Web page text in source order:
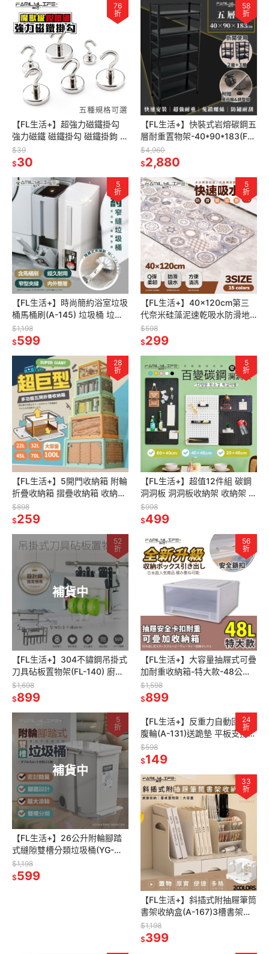
76
折
【FL生活+】超強力磁鐵掛勾
強力磁鐵 磁鐵掛勾 磁鐵掛鉤 強
力磁鐵掛鉤 磁性掛勾 磁吸掛勾
露營掛勾 吸鐵掛勾
$39
$30
58
折
【FL生活+】快裝式岩熔碳鋼五
層耐重置物架-40*90*183(FL-
273)免螺絲 角鋼架 展示架 層
架 廚房層架 書
$4,960
$2,880
5
折
【FL生活+】時尚簡約浴室垃圾
桶馬桶刷(A-145) 垃圾桶 垃圾
筒 夾縫垃圾桶 廁所垃圾桶 窄垃
圾桶 縫隙垃圾桶
$1,198
$599
5
折
【FL生活+】40x120cm第三
代奈米硅藻泥速乾吸水防滑地
墊 硅藻土 吸水腳踏墊 硅藻泥
吸水地墊 腳踏墊
$598
$299
28
折
【FL生活+】5開門收納箱 附輪
折疊收納箱 摺疊收納箱 收納櫃
收納箱 置物箱 衣服收納 衣物收
納 零食收納 棉被收納
$898
$259
5
折
【FL生活+】超值12件組 碳鋼
洞洞板 洞洞板收納架 收納架 洞
洞板架 洞洞板置物架 洞洞鐵板
置物架 金屬洞洞板
$998
$499
補貨中
52
折
【FL生活+】304不鏽鋼吊掛式
刀具砧板置物架(FL-140) 廚房
掛架 廚房收納 免鑽孔廚房浴室
置物架 廚房置物架
$1,698
$899
56
折
【FL生活+】大容量抽屜式可疊
加耐重收納箱-特大款-48公升
抽屜收納櫃 抽屜櫃 整理箱 免安
裝 衣物收納櫃
$1,598
$899
補貨中
5
折
【FL生活+】26公升附輪腳踏
式縫隙雙槽分類垃圾桶(YG-
193) 回收垃圾桶 垃圾桶 分類
垃圾桶 窄垃圾桶 腳踩垃圾桶
$1,198
$599
24
折
【FL生活+】反重力自動回彈健
腹輪(A-131)送跪墊 平板支撐訓
練器 健腹輪 坦克健腹輪 健身滾
輪 滾輪健腹輪
$598
$149
33
折
【FL生活+】斜插式附抽屜筆筒
書架收納盒(A-167)3槽書架分
格 斜插式筆筒 隱藏式抽屜把手
隔板可移動 書架
$1,198
$399